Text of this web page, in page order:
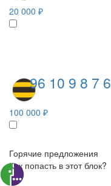
20 000 ₽
96 10 9 8 7
100 000 ₽
Горячие предложения
Как попасть в этот блок?